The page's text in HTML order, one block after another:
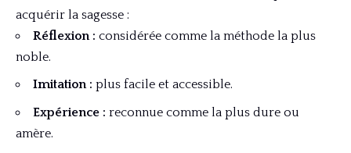
acquérir la sagesse :
Réflexion : considérée comme la méthode la plus
noble.
Imitation : plus facile et accessible.
Expérience : reconnue comme la plus dure ou
amère.